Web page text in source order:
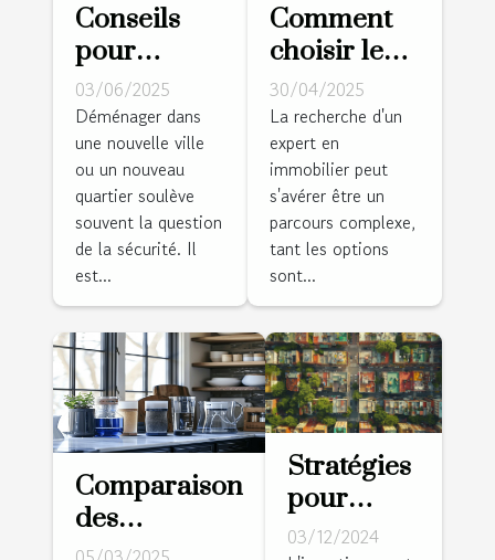
Conseils
pour
choisir un
quartier sûr
lorsque
vous
déménagez
03/06/2025
Déménager dans
une nouvelle ville
ou un nouveau
quartier soulève
souvent la question
de la sécurité. Il
est...
Comment
choisir le
meilleur
expert pour
vos besoins
immobiliers
?
30/04/2025
La recherche d'un
expert en
immobilier peut
s'avérer être un
parcours complexe,
tant les options
sont...
Comparaison
des
méthodes de
Stratégies
pour
identifier
03/12/2024